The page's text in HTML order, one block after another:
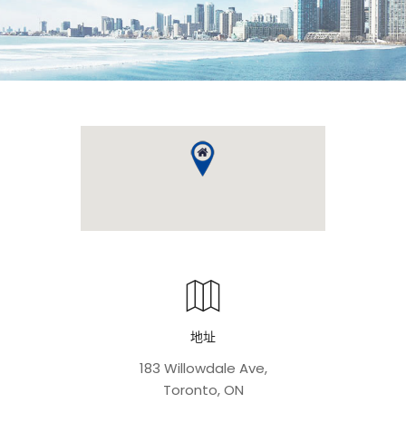
地址
183 Willowdale Ave,
Toronto, ON